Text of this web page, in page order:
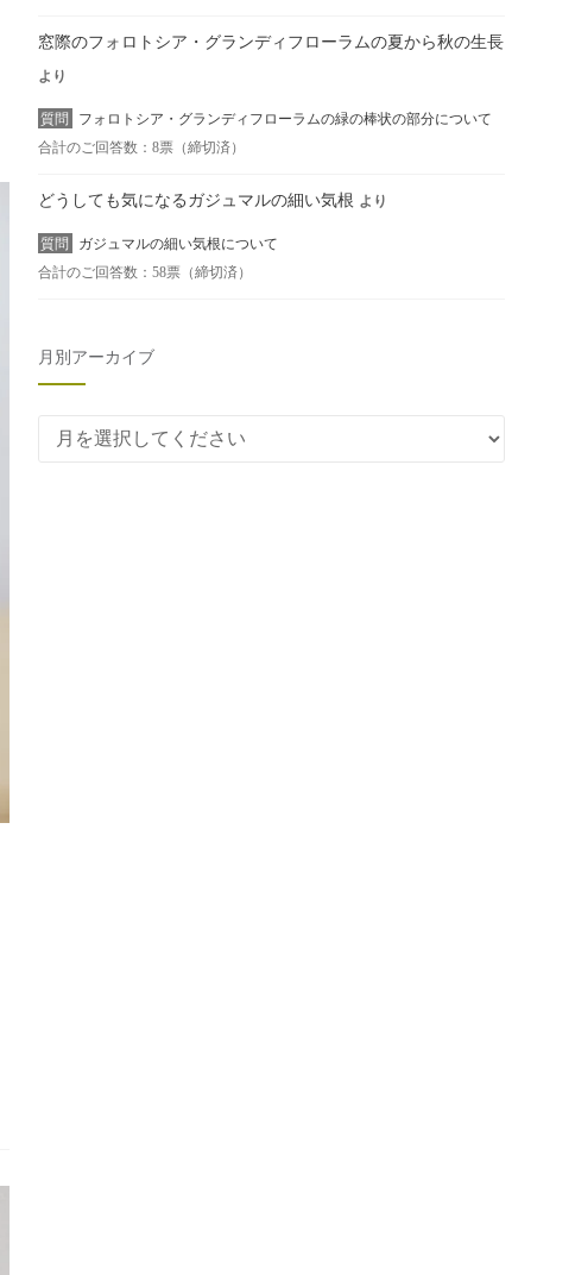
窓際のフォロトシア・グランディフローラムの夏から秋の生長
より
質問
フォロトシア・グランディフローラムの緑の棒状の部分について
合計のご回答数：8票（締切済）
どうしても気になるガジュマルの細い気根 より
質問
ガジュマルの細い気根について
合計のご回答数：58票（締切済）
月別アーカイブ
月別アーカイブ